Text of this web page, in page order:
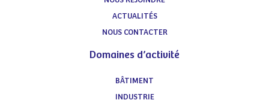
ACTUALITÉS
NOUS CONTACTER
Domaines d’activité
BÂTIMENT
INDUSTRIE